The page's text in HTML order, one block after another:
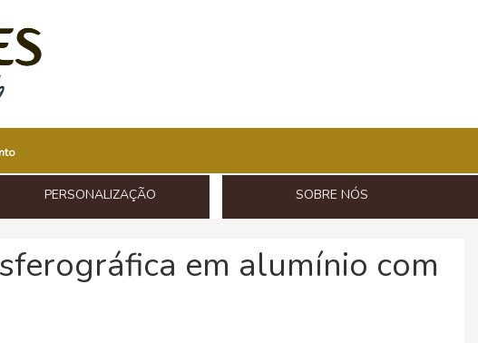
PERSONALIZAÇÃO SOBRE NÓS
em alumínio com